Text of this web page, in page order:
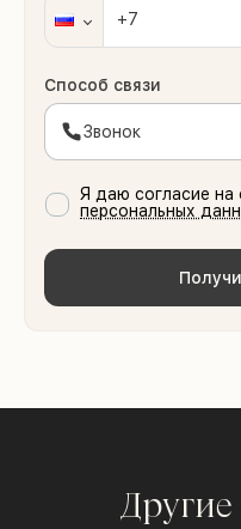
Способ связи
Звонок
Я даю согласие на
персональных